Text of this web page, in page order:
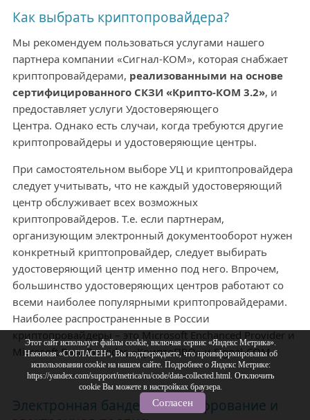
Как выбрать криптопровайдера?
Мы рекомендуем пользоваться услугами нашего
партнера компании «Сигнал-КОМ», которая снабжает
криптопровайдерами, реализованными на основе
сертифицированного СКЗИ «Крипто-КОМ 3.2», и
предоставляет услуги Удостоверяющего
Центра. Однако есть случаи, когда требуются другие
криптопровайдеры и удостоверяющие центры.
При самостоятельном выборе УЦ и криптопровайдера
следует учитывать, что не каждый удостоверяющий
центр обслуживает всех возможных
криптопровайдеров. Т.е. если партнерам,
организующим электронный документооборот нужен
конкретный криптопровайдер, следует выбирать
удостоверяющий центр именно под него. Впрочем,
большинство удостоверяющих центров работают со
всеми наиболее популярными криптопровайдерами.
Наиболее распространенные в России
криптопровайдеры – это Microsoft Enchanced Provider и
Microsoft Base Provider, «КриптоПРО» и Signal-COM.
Электронная бандероль. Шифрование и
Этот сайт использует файлы cookie, включая сервис «Яндекс Метрика».
Нажимая «СОГЛАСЕН», Вы подтверждаете, что проинформированы об
использовании cookie на нашем сайте. Подробнее о Яндекс Метрике:
https://yandex.com/support/metrica/ru/code/data-collected.html. Отключить
cookie Вы можете в настройках браузера.
Согласен